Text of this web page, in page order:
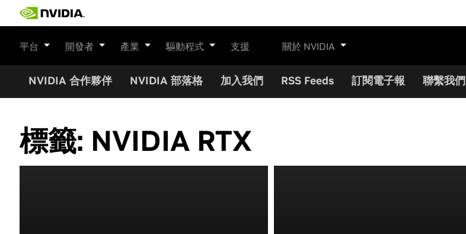
平台 開發者 產業 驅動程式 支援 關於 NVIDIA
NVIDIA 合作夥伴 NVIDIA 部落格 加入我們 RSS Feeds 訂閱電子報 聯繫我們
標籤: NVIDIA RTX